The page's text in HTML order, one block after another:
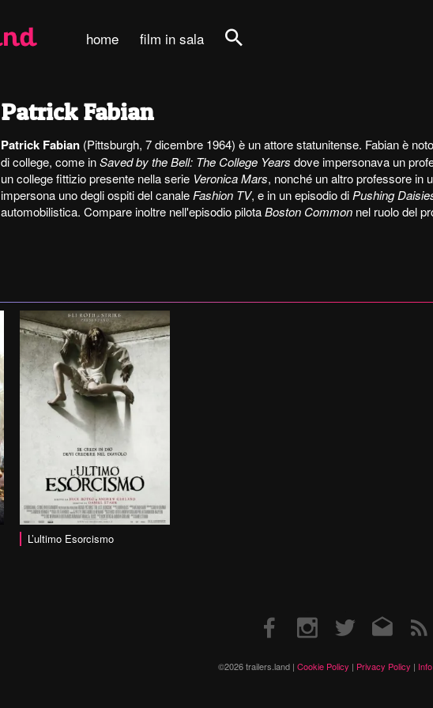
home film in sala
Patrick Fabian
Patrick Fabian (Pittsburgh, 7 dicembre 1964) è un attore statunitense. Fabian è
di college, come inSaved by the Bell: The College Years dove impersonava un
un college fittizio presente nella serie Veronica Mars, nonché un altro professore in
impersona uno degli ospiti del canale Fashion TV, e in un episodio di Pushing
automobilistica. Compare inoltre nell'episodio pilotaBoston Common nel ruolo del
L’ultimo Esorcismo
©2026 trailers.land | Cookie Policy | Privacy Policy |